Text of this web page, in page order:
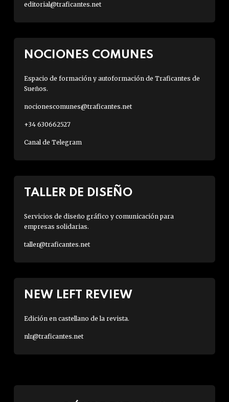
editorial@traficantes.net
NOCIONES COMUNES
Espacio de formación y autoformación de Traficantes de
Sueños.
nocionescomunes@traficantes.net
+34 630662527
Canal de Telegram
TALLER DE DISEÑO
Servicios de diseño gráfico y comunicación para
empresas solidarias.
taller@traficantes.net
NEW LEFT REVIEW
Edición en castellano de la revista.
nlr@traficantes.net